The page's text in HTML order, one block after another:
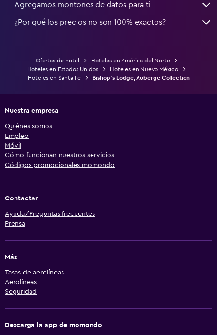
Agregamos montones de datos para ti
¿Por qué los precios no son 100% exactos?
Ofertas de hotel
Hoteles en América del Norte
Hoteles en Estados Unidos
Hoteles en Nuevo México
Hoteles en Santa Fe
Bishop's Lodge, Auberge Collection
Nuestra empresa
Quiénes somos
Empleo
Móvil
Cómo funcionan nuestros servicios
Códigos promocionales momondo
Contactar
Ayuda/Preguntas frecuentes
Prensa
Más
Tasas de aerolíneas
Aerolíneas
Seguridad
Descarga la app de momondo